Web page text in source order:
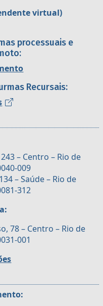
virtual)
processuais e
Recursais:
– Centro – Rio de
009
– Saúde – Rio de
312
78 – Centro – Rio de
001